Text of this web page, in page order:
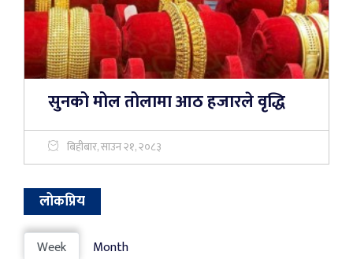
सुनको मोल तोलामा आठ हजारले वृद्धि
बिहीबार, साउन २१, २०८३
लोकप्रिय
Week Month